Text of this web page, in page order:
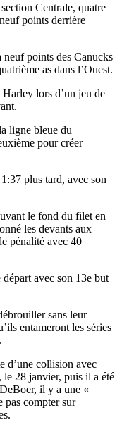
Centrale, quatre
points derrière
points des Canucks
as dans l’Ouest.
lors d’un jeu de
ligne bleue du
pour créer
plus tard, avec son
le fond du filet en
les devants aux
pénalité avec 40
avec son 13e but
sans leur
entameront les séries
d’une collision avec
28 janvier, puis il a été
il y a une «
pas compter sur